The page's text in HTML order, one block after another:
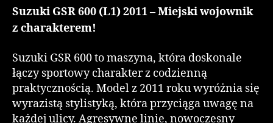
Suzuki GSR 600 (L1) 2011 – Miejski wojownik
z charakterem!
Suzuki GSR 600 to maszyna, która doskonale
łączy sportowy charakter z codzienną
praktycznością. Model z 2011 roku wyróżnia się
wyrazistą stylistyką, która przyciąga uwagę na
każdej ulicy. Agresywne linie, nowoczesny